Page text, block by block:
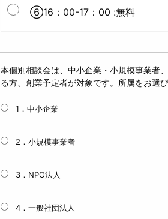
⑥16：00-17：00 :無料
本個別相談会は、中小企業・小規模事業者
る方、創業予定者が対象です。所属をお選び
1．中小企業
2．小規模事業者
3．NPO法人
4．一般社団法人